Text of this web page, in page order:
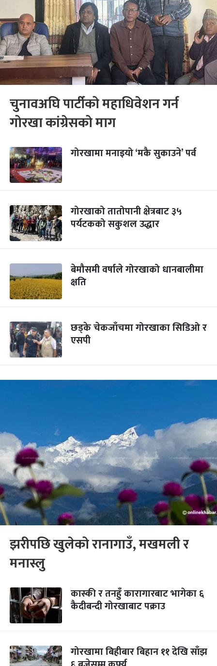
चुनावअघि पार्टीको महाधिवेशन गर्न
गोरखा कांग्रेसको माग
गोरखामा मनाइयो ‘मकै सुकाउने’ पर्व
गोरखाको तातोपानी क्षेत्रबाट ३५
पर्यटकको सकुशल उद्धार
बेमौसमी वर्षाले गोरखाको धानबालीमा
क्षति
छड्के चेकजाँचमा गोरखाका सिडिओ र
एसपी
झरीपछि खुलेको रानागाउँ, मखमली र
मनास्लु
कास्की र तनहुँ कारागारबाट भागेका ६
कैदीबन्दी गोरखाबाट पक्राउ
गोरखामा बिहीबार बिहान ११ देखि साँझ